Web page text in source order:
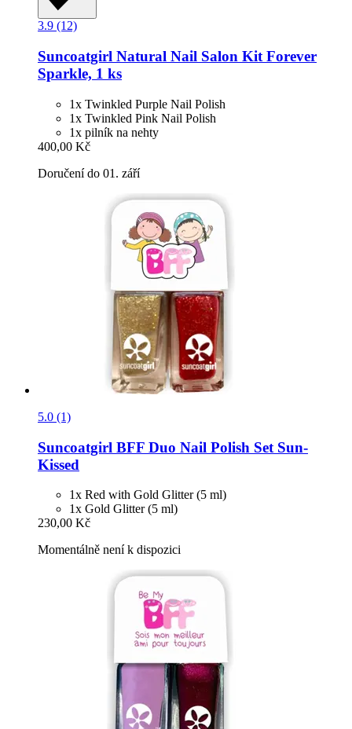
3.9 (12)
Suncoatgirl Natural Nail Salon Kit Forever
Sparkle, 1 ks
1x Twinkled Purple Nail Polish
1x Twinkled Pink Nail Polish
1x pilník na nehty
400,00 Kč
Doručení do 01. září
5.0 (1)
Suncoatgirl BFF Duo Nail Polish Set Sun-​
Kissed
1x Red with Gold Glitter (5 ml)
1x Gold Glitter (5 ml)
230,00 Kč
Momentálně není k dispozici